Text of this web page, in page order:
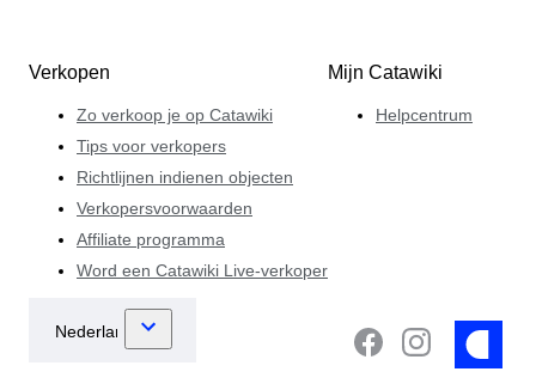
Verkopen
Zo verkoop je op Catawiki
Tips voor verkopers
Richtlijnen indienen objecten
Verkopersvoorwaarden
Affiliate programma
Word een Catawiki Live-verkoper
Mijn Catawiki
Helpcentrum